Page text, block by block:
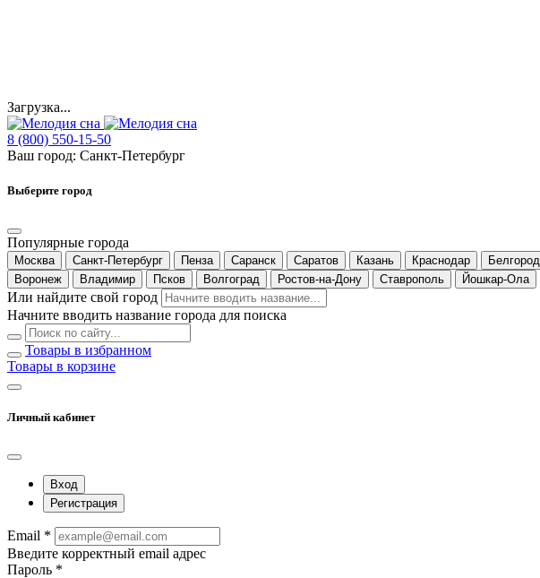
Загрузка...
8 (800) 550-15-50
Ваш город: Санкт-Петербург
Выберите город
Популярные города
Москва Санкт-Петербург Пенза Саранск Саратов Казань Краснодар Белгород
Воронеж
Владимир Псков Волгоград Ростов-на-Дону Ставрополь Йошкар-Ола
Или найдите свой город
Начните вводить название города для поиска
Товары в избранном
Товары в корзине
Личный кабинет
Вход
Регистрация
Email *
Введите корректный email адрес
Пароль *